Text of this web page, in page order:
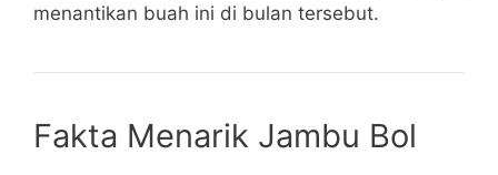
menantikan buah ini di bulan tersebut.
Fakta Menarik Jambu Bol